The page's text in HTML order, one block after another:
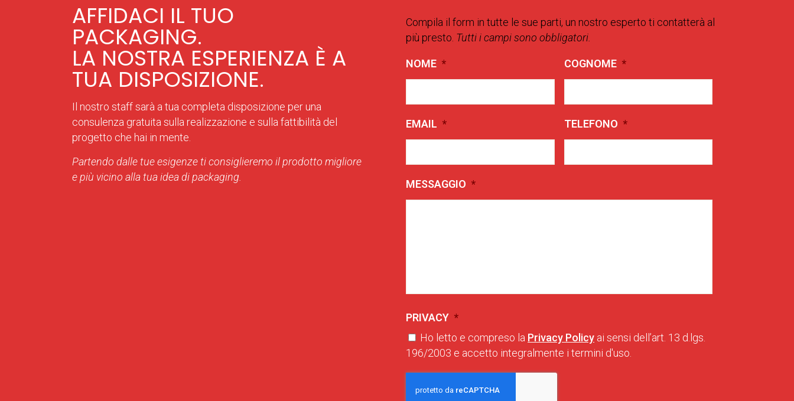
AFFIDACI IL TUO
PACKAGING.
LA NOSTRA ESPERIENZA È A
TUA DISPOSIZIONE.
Il nostro staff sarà a tua completa disposizione per una
consulenza gratuita sulla realizzazione e sulla fattibilità del
progetto che hai in mente.
Partendo dalle tue esigenze ti consiglieremo il prodotto migliore
e più vicino alla tua idea di packaging.
Compila il form in tutte le sue parti, un nostro esperto ti contatterà al
più presto. Tutti i campi sono obbligatori.
NOME * COGNOME *
EMAIL * TELEFONO *
MESSAGGIO *
PRIVACY *
Ho letto e compreso la Privacy Policy ai sensi dell’art. 13 d.lgs.
196/2003 e accetto integralmente i termini d'uso.